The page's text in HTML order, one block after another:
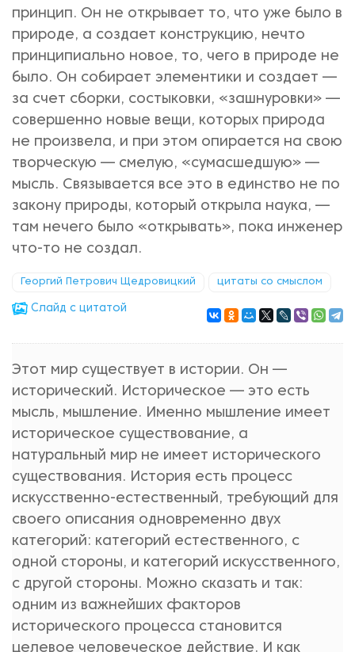
принцип. Он не открывает то, что уже было в
природе, а создает конструкцию, нечто
принципиально новое, то, чего в природе не
было. Он собирает элементики и создает —
за счет сборки, состыковки, «зашнуровки» —
совершенно новые вещи, которых природа
не произвела, и при этом опирается на свою
творческую — смелую, «сумасшедшую» —
мысль. Связывается все это в единство не по
закону природы, который открыла наука, —
там нечего было «открывать», пока инженер
что‑то не создал.
Георгий Петрович Щедровицкий цитаты со смыслом
Cлайд с цитатой
Этот мир существует в истории. Он —
исторический. Историческое — это есть
мысль, мышление. Именно мышление имеет
историческое существование, а
натуральный мир не имеет исторического
существования. История есть процесс
искусственно-естественный, требующий для
своего описания одновременно двух
категорий: категорий естественного, с
одной стороны, и категорий искусственного,
с другой стороны. Можно сказать и так:
одним из важнейших факторов
исторического процесса становится
целевое человеческое действие. И как